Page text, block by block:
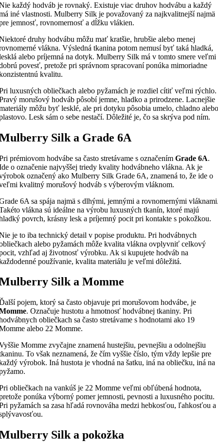
každý hodváb je rovnaký. Existuje viac druhov hodvábu a každý
iné vlastnosti. Mulberry Silk je považovaný za najkvalitnejší najmä
jemnosť, rovnomernosť a dĺžku vlákien.
druhy hodvábu môžu mať kratšie, hrubšie alebo menej
vlákna. Výsledná tkanina potom nemusí byť taká hladká,
alebo príjemná na dotyk. Mulberry Silk má v tomto smere veľmi
povesť, pretože pri správnom spracovaní ponúka mimoriadne
kvalitu.
luxusných obliečkach alebo pyžamách je rozdiel cítiť veľmi rýchlo.
morušový hodváb pôsobí jemne, hladko a prirodzene. Lacnejšie
môžu byť lesklé, ale pri dotyku pôsobia umelo, chladno alebo
Lesk sám o sebe nestačí. Dôležité je, čo sa skrýva pod ním.
Silk a Grade 6A
prémiovom hodvábe sa často stretávame s označením Grade 6A.
o označenie najvyššej triedy kvality hodvábneho vlákna. Ak je
označený ako Mulberry Silk Grade 6A, znamená to, že ide o
kvalitný morušový hodváb s výberovým vláknom.
6A sa spája najmä s dlhými, jemnými a rovnomernými
vlákna sú ideálne na výrobu luxusných tkanín, ktoré majú
povrch, krásny lesk a príjemný pocit pri kontakte s pokožkou.
je to iba technický detail v popise produktu. Pri hodvábnych
alebo pyžamách môže kvalita vlákna ovplyvniť celkový
vzhľad aj životnosť výrobku. Ak si kupujete hodváb na
používanie, kvalita materiálu je veľmi dôležitá.
Silk a Momme
pojem, ktorý sa často objavuje pri morušovom hodvábe, je
. Označuje hustotu a hmotnosť hodvábnej tkaniny. Pri
obliečkach sa často stretávame s hodnotami ako 19
alebo 22 Momme.
Momme zvyčajne znamená hustejšiu, pevnejšiu a odolnejšiu
To však neznamená, že čím vyššie číslo, tým vždy lepšie pre
výrobok. Iná hustota je vhodná na šatku, iná na obliečku, iná na
obliečkach na vankúš je 22 Momme veľmi obľúbená hodnota,
ponúka výborný pomer jemnosti, pevnosti a luxusného pocitu.
pyžamách sa zasa hľadá rovnováha medzi hebkosťou, ľahkosťou a
Silk a pokožka